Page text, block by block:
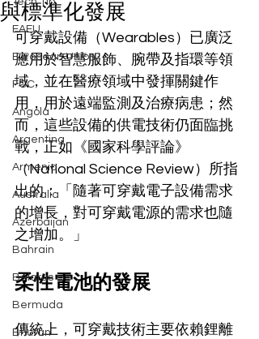
EAEU
European Union
FCC
Angola
Argentina
Armenia
Australia
Azerbaijan
Bahrain
Belarus
Bermuda
Bhutan
與標準化發展
可穿戴設備（Wearables）已廣泛
應用於智慧服飾、腕帶及指環等領
域，並在醫療領域中發揮關鍵作
用，用於遠端監測及治療病患；然
而，這些設備的供電技術仍面臨挑
戰，正如《國家科學評論》
（National Science Review）所指
出的：「隨著可穿戴電子設備需求
的增長，對可穿戴電源的需求也隨
之增加。」
柔性電池的發展
傳統上，可穿戴技術主要依賴鋰離